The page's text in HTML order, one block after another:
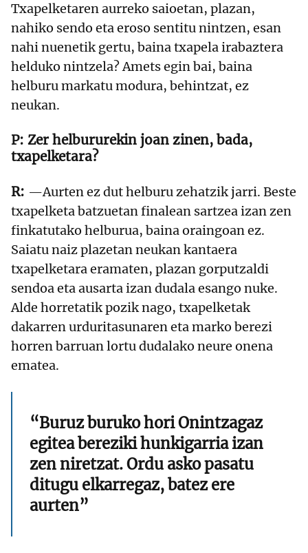
Txapelketaren aurreko saioetan, plazan,
nahiko sendo eta eroso sentitu nintzen, esan
nahi nuenetik gertu, baina txapela irabaztera
helduko nintzela? Amets egin bai, baina
helburu markatu modura, behintzat, ez
neukan.
Zer helbururekin joan zinen, bada,
txapelketara?
—Aurten ez dut helburu zehatzik jarri. Beste
txapelketa batzuetan finalean sartzea izan zen
finkatutako helburua, baina oraingoan ez.
Saiatu naiz plazetan neukan kantaera
txapelketara eramaten, plazan gorputzaldi
sendoa eta ausarta izan dudala esango nuke.
Alde horretatik pozik nago, txapelketak
dakarren urduritasunaren eta marko berezi
horren barruan lortu dudalako neure onena
ematea.
“Buruz buruko hori Onintzagaz
egitea bereziki hunkigarria izan
zen niretzat. Ordu asko pasatu
ditugu elkarregaz, batez ere
aurten”